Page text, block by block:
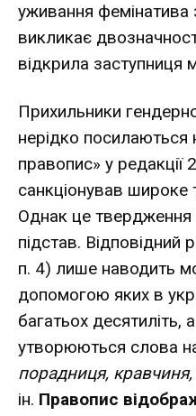
уживання фемінатива
викликає
відкрила заступниця
Прихильники
нерідко посилаються
правопис» у редакції
санкціонував широке
Однак це твердження
підстав. Відповідний
п. 4) лише наводить
допомогою яких в
багатьох десятиліть,
утворюються слова
порадниця, кравчиня,
ін. Правопис